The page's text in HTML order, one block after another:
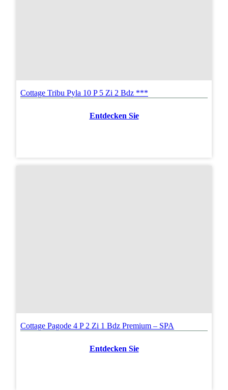
Cottage Tribu Pyla 10 P 5 Zi 2 Bdz ***
Entdecken Sie
Cottage Pagode 4 P 2 Zi 1 Bdz Premium – SPA
Entdecken Sie